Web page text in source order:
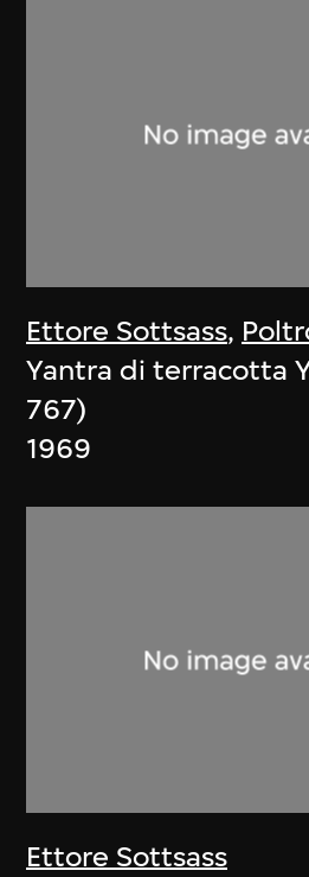
Ettore Sottsass,
Yantra di terracotta
767)
1969
Ettore Sottsass